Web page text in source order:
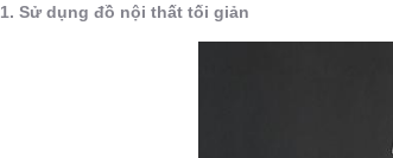
1. Sử dụng đồ nội thất tối giản